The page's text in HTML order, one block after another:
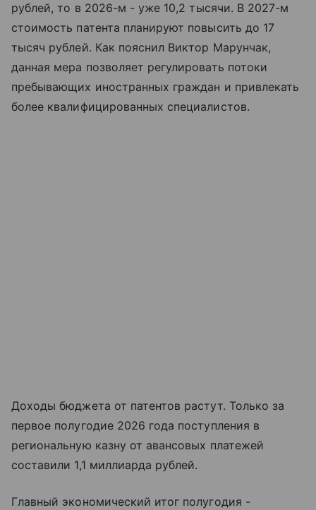
рублей, то в 2026-м - уже 10,2 тысячи. В 2027-м
стоимость патента планируют повысить до 17
тысяч рублей. Как пояснил Виктор Марунчак,
данная мера позволяет регулировать потоки
пребывающих иностранных граждан и привлекать
более квалифицированных специалистов.
Доходы бюджета от патентов растут. Только за
первое полугодие 2026 года поступления в
региональную казну от авансовых платежей
составили 1,1 миллиарда рублей.
Главный экономический итог полугодия -